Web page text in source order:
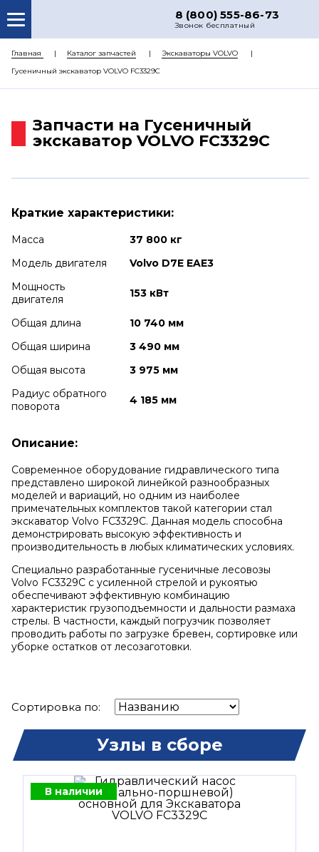
8 (800) 555-86-73
Звонок бесплатный
О НАС
КАТАЛОГ ЗАПЧАСТЕЙ
ДОСТАВКА
Главная Каталог запчастей
Экскаваторы VOLVO
Гусеничный экскаватор VOLVO FC3329C
Запчасти на Гусеничный
экскаватор VOLVO FC3329C
Краткие характеристики:
Масса
37 800 кг
Модель двигателя
Volvo D7E EAE3
Мощность
двигателя
153 кВт
Общая длина
10 740 мм
Общая ширина
3 490 мм
Общая высота
3 975 мм
Радиус обратного
поворота
4 185 мм
Описание:
Современное оборудование гидравлического типа
представлено широкой линейкой разнообразных
моделей и вариаций, но одним из наиболее
примечательных комплектов такой категории стал
экскаватор Volvo FC3329C. Данная модель способна
демонстрировать высокую эффективность и
производительность в любых климатических условиях.
Специально разработанные гусеничные лесовозы
Volvo FC3329C с усиленной стрелой и рукоятью
обеспечивают эффективную комбинацию
характеристик грузоподъемности и дальности размаха
стрелы. В частности, каждый погрузчик позволяет
проводить работы по загрузке бревен, сортировке или
уборке остатков от лесозаготовки.
Сортировка по:
Узлы в сборе
В наличии